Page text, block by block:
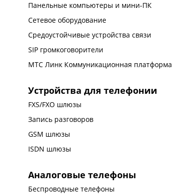
Панельные компьютеры и мини-ПК
Сетевое оборудование
Средоустойчивые устройства связи
SIP громкоговорители
МТС Линк Коммуникационная платформа
Устройства для телефонии
FXS/FXO шлюзы
Запись разговоров
GSM шлюзы
ISDN шлюзы
Аналоговые телефоны
Беспроводные телефоны